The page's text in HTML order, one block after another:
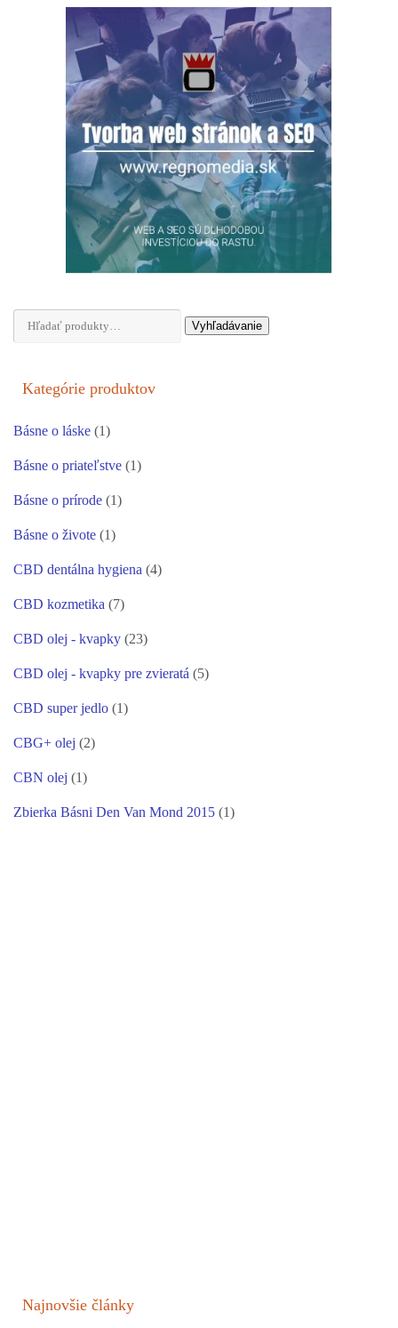
Hľadať: Vyhľadávanie
Kategórie produktov
Básne o láske (1)
Básne o priateľstve (1)
Básne o prírode (1)
Básne o živote (1)
CBD dentálna hygiena (4)
CBD kozmetika (7)
CBD olej - kvapky (23)
CBD olej - kvapky pre zvieratá (5)
CBD super jedlo (1)
CBG+ olej (2)
CBN olej (1)
Zbierka Básni Den Van Mond 2015 (1)
Najnovšie články